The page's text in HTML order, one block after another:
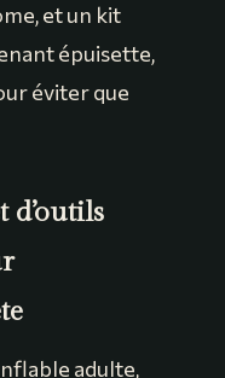
et un kit
épuisette,
éviter que
d’outils
adulte,